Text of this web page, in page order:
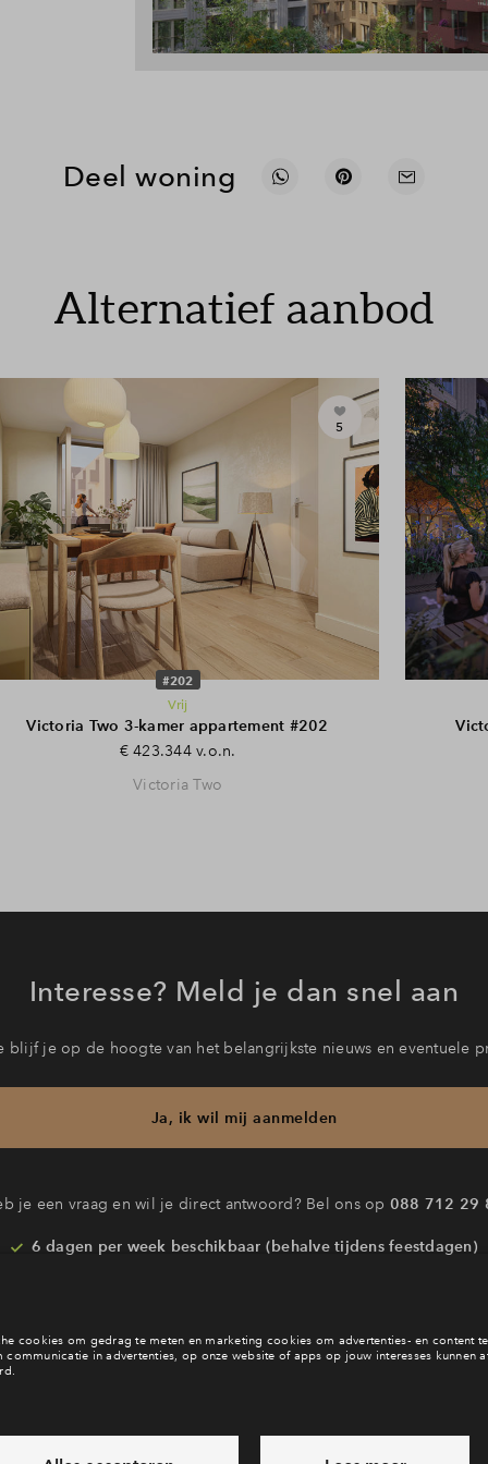
Deel woning
Alternatief aanbod
5
#202
Vrij
Victoria Two 3-kamer appartement #202
€ 423.344 v.o.n.
Victoria Two
Interesse? Meld je dan snel aan
blijf je op de hoogte van het belangrijkste nieuws en eventuele
Ja, ik wil mij aanmelden
je een vraag en wil je direct antwoord? Bel ons op 088 712 29
6 dagen per week beschikbaar (behalve tijdens feestdagen)
via chat en telefoon